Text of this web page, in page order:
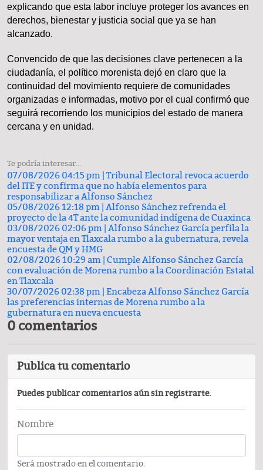
explicando que esta labor incluye proteger los avances en
derechos, bienestar y justicia social que ya se han
alcanzado.
​Convencido de que las decisiones clave pertenecen a la
ciudadanía, el político morenista dejó en claro que la
continuidad del movimiento requiere de comunidades
organizadas e informadas, motivo por el cual confirmó que
seguirá recorriendo los municipios del estado de manera
cercana y en unidad.
Te podría interesar...
07/08/2026 04:15 pm | Tribunal Electoral revoca acuerdo
del ITE y confirma que no había elementos para
responsabilizar a Alfonso Sánchez
05/08/2026 12:18 pm | Alfonso Sánchez refrenda el
proyecto de la 4T ante la comunidad indígena de Cuaxinca
03/08/2026 02:06 pm | Alfonso Sánchez García perfila la
mayor ventaja en Tlaxcala rumbo a la gubernatura, revela
encuesta de QM y HMG
02/08/2026 10:29 am | Cumple Alfonso Sánchez García
con evaluación de Morena rumbo a la Coordinación Estatal
en Tlaxcala
30/07/2026 02:38 pm | Encabeza Alfonso Sánchez García
las preferencias internas de Morena rumbo a la
gubernatura en nueva encuesta
0 comentarios
Publica tu comentario
Puedes publicar comentarios aún sin registrarte.
Nombre
Será mostrado en el comentario.